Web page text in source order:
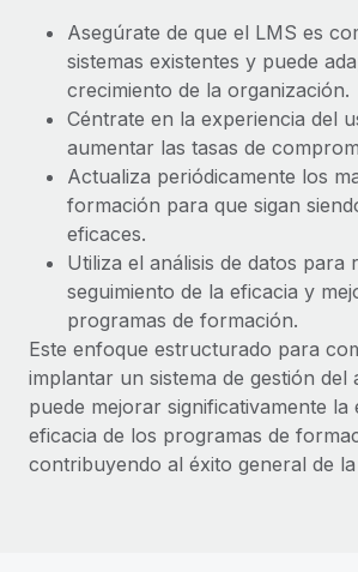
con Remote
Gestionar las nóminas internamente es
semanas en hacerlo manualmente y, al
Más información
Asegúrate de que el LMS es
sistemas existentes y puede
crecimiento de la organización.
Céntrate en la experiencia del
aumentar las tasas de
Actualiza periódicamente los
formación para que sigan
eficaces.
Utiliza el análisis de datos para
seguimiento de la eficacia y
programas de formación.
Este enfoque estructurado para
implantar un sistema de gestión del
puede mejorar significativamente la
eficacia de los programas de
contribuyendo al éxito general de